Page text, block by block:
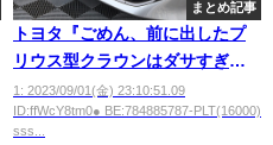
まとめ記事
トヨタ『ごめん、前に出したプ
リウス型クラウンはダサすぎて
失敗ｗ 今度出すヤツはマジだか
ら』
1: 2023/09/01(金) 23:10:51.09
ID:ffWcY8tm0● BE:784885787-PLT(16000)
sss...